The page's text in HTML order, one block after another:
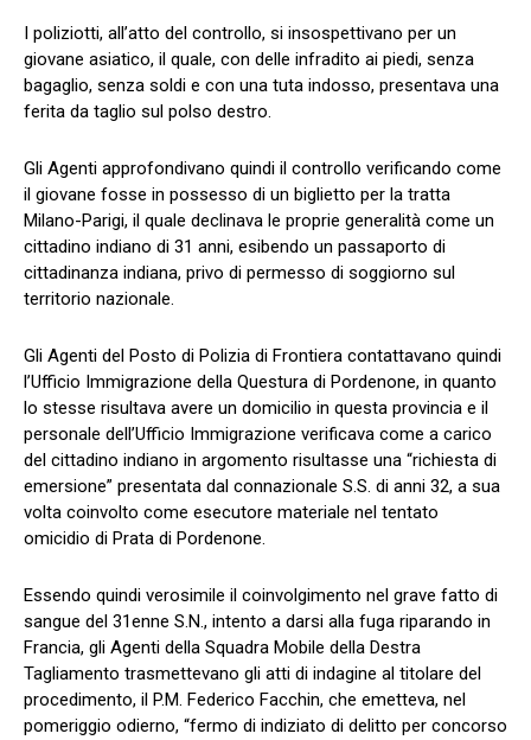
I poliziotti, all’atto del controllo, si insospettivano per un
giovane asiatico, il quale, con delle infradito ai piedi, senza
bagaglio, senza soldi e con una tuta indosso, presentava una
ferita da taglio sul polso destro.
Gli Agenti approfondivano quindi il controllo verificando come
il giovane fosse in possesso di un biglietto per la tratta
Milano-Parigi, il quale declinava le proprie generalità come un
cittadino indiano di 31 anni, esibendo un passaporto di
cittadinanza indiana, privo di permesso di soggiorno sul
territorio nazionale.
Gli Agenti del Posto di Polizia di Frontiera contattavano quindi
l’Ufficio Immigrazione della Questura di Pordenone, in quanto
lo stesse risultava avere un domicilio in questa provincia e il
personale dell’Ufficio Immigrazione verificava come a carico
del cittadino indiano in argomento risultasse una “richiesta di
emersione” presentata dal connazionale S.S. di anni 32, a sua
volta coinvolto come esecutore materiale nel tentato
omicidio di Prata di Pordenone.
Essendo quindi verosimile il coinvolgimento nel grave fatto di
sangue del 31enne S.N., intento a darsi alla fuga riparando in
Francia, gli Agenti della Squadra Mobile della Destra
Tagliamento trasmettevano gli atti di indagine al titolare del
procedimento, il P.M. Federico Facchin, che emetteva, nel
pomeriggio odierno, “fermo di indiziato di delitto per concorso